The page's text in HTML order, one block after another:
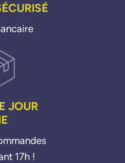
JOUR
17h !